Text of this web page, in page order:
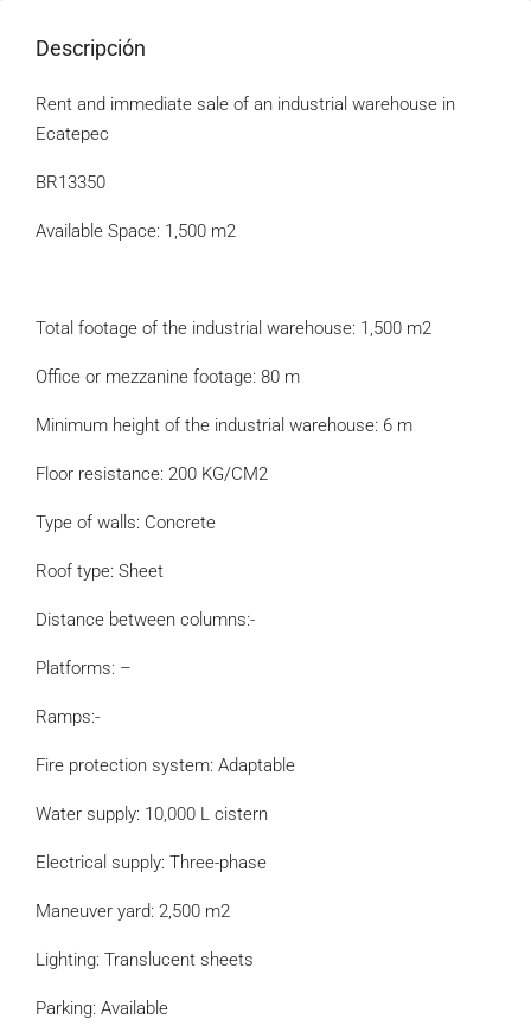
Descripción
Rent and immediate sale of an industrial warehouse in
Ecatepec
BR13350
Available Space: 1,500 m2
Total footage of the industrial warehouse: 1,500 m2
Office or mezzanine footage: 80 m
Minimum height of the industrial warehouse: 6 m
Floor resistance: 200 KG/CM2
Type of walls: Concrete
Roof type: Sheet
Distance between columns:-
Platforms: –
Ramps:-
Fire protection system: Adaptable
Water supply: 10,000 L cistern
Electrical supply: Three-phase
Maneuver yard: 2,500 m2
Lighting: Translucent sheets
Parking: Available